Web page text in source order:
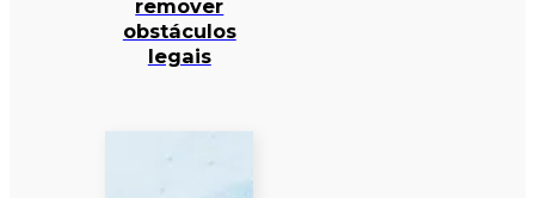
remover
obstáculos
legais